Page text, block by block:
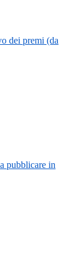
dei premi (da
pubblicare in